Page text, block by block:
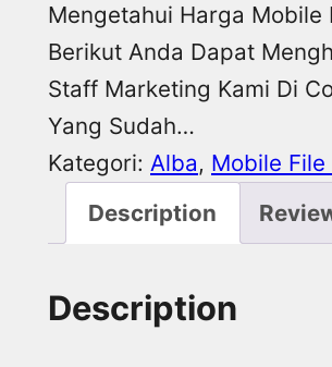
Mengetahui Harga Mobile
Berikut Anda Dapat
Staff Marketing Kami Di
Yang Sudah…
Kategori: Alba, Mobile File
Description
Description